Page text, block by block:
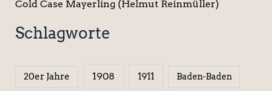
Cold Case Mayerling (Helmut Reinmüller)
Schlagworte
20er Jahre 1908 1911 Baden-Baden